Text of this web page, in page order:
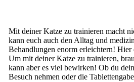
Mit deiner Katze zu trainieren macht
kann euch auch den Alltag und
Behandlungen enorm erleichtern! Hier
Um mit deiner Katze zu trainieren,
kann aber es viel bewirken! Ob du
Besuch nehmen oder die